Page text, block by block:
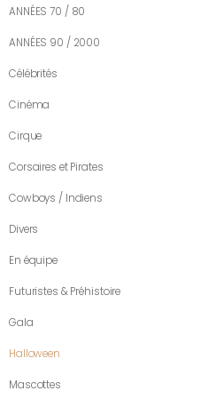
ANNÉES 70 / 80
ANNÉES 90 / 2000
Célébrités
Cinéma
Cirque
Corsaires et Pirates
Cowboys / Indiens
Divers
En équipe
Futuristes & Préhistoire
Gala
Halloween
Mascottes